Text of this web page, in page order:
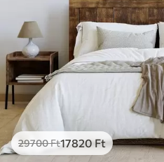
29700Ft17820Ft